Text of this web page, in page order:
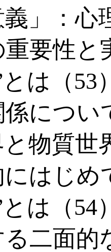
」：心
要性と
とは（
係につい
と物質
はじ
とは（
る二面